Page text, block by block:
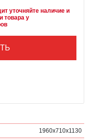
уточняйте наличие и
товара у
1960х710х1130